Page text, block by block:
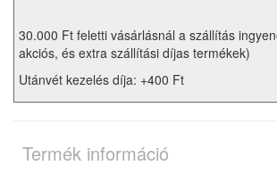
30.000 Ft feletti vásárlásnál a szállítás
akciós, és extra szállítási díjas termékek)
Utánvét kezelés díja: +400 Ft
Termék információ